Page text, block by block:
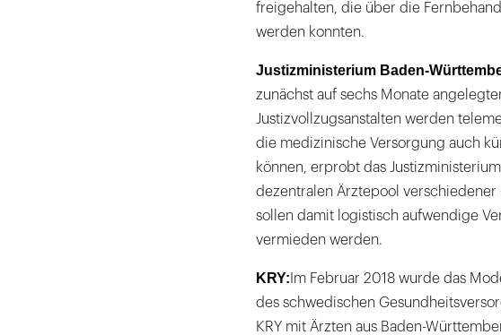
freigehalten, die über die
werden konnten.
Justizministerium Baden-
zunächst auf sechs Monate
Justizvollzugsanstalten werden
die medizinische Versorgung auch
können, erprobt das
dezentralen Ärztepool
sollen damit logistisch aufwendige
vermieden werden.
KRY: Im Februar 2018 wurde das
des schwedischen
KRY mit Ärzten aus Baden-